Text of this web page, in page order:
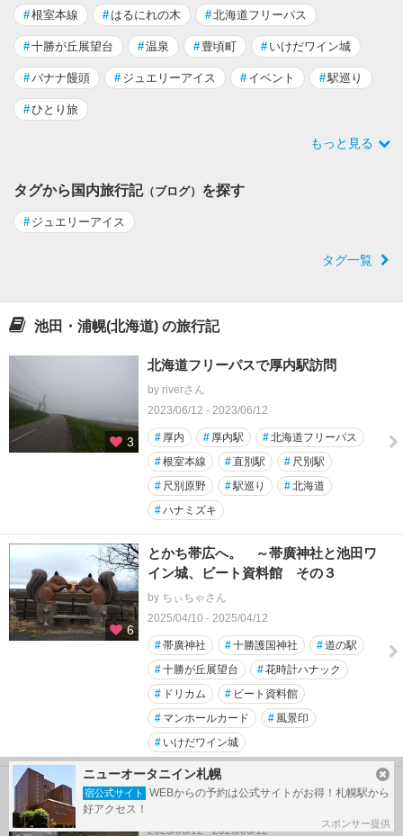
#根室本線 # はるにれの木 #北海道フリーパス
#十勝が丘展望台 #温泉 # 豊頃町 # いけだワイン城
#バナナ饅頭 # ジュエリーアイス # イベント #駅巡り
#ひとり旅
もっと見る
タグから国内旅行記（ブログ） を探す
# ジュエリーアイス
タグ一覧
池田・浦幌(北海道) の旅行記
3
北海道フリーパスで厚内駅訪問
by riverさん
2023/06/12 - 2023/06/12
# 厚内 # 厚内駅 #北海道フリーパス
#根室本線 #直別駅 # 尺別駅
# 尺別原野 #駅巡り #北海道
#ハナミズキ
6
とかち帯広へ。 ～帯廣神社と池田ワ
イン城、ビート資料館 その３
by ちぃちゃさん
2025/04/10 - 2025/04/12
#帯廣神社 #十勝護国神社 #道の駅
#十勝が丘展望台 #花時計ハナック
# ドリカム # ビート資料館
# マンホールカード # 風景印
# いけだワイン城
北海道フリーパスで十弗駅訪問
2023/06/12 - 2023/06/12
ニューオータニイン札幌
宿公式サイト
WEBからの予約は公式サイトがお得！札幌駅から
好アクセス！
スポンサー提供